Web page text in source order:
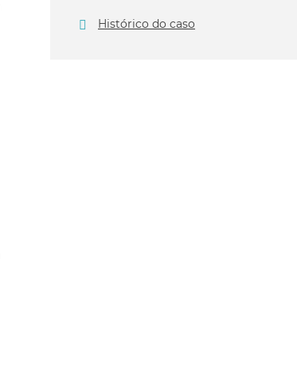
Histórico do caso